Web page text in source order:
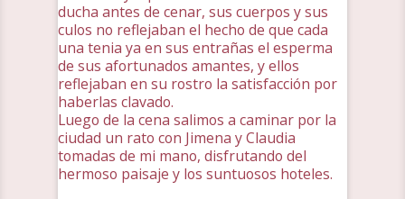
ducha antes de cenar, sus cuerpos y sus
culos no reflejaban el hecho de que cada
una tenia ya en sus entrañas el esperma
de sus afortunados amantes, y ellos
reflejaban en su rostro la satisfacción por
haberlas clavado.
Luego de la cena salimos a caminar por la
ciudad un rato con Jimena y Claudia
tomadas de mi mano, disfrutando del
hermoso paisaje y los suntuosos hoteles.